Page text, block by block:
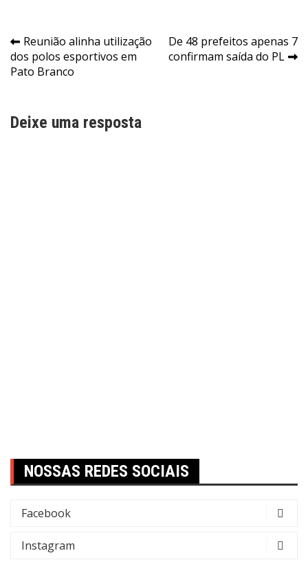
Navegação
de
Reunião alinha utilização
dos polos esportivos em
Pato Branco
De 48 prefeitos apenas 7
confirmam saída do PL
Deixe uma resposta
NOSSAS REDES SOCIAIS
Facebook
Instagram